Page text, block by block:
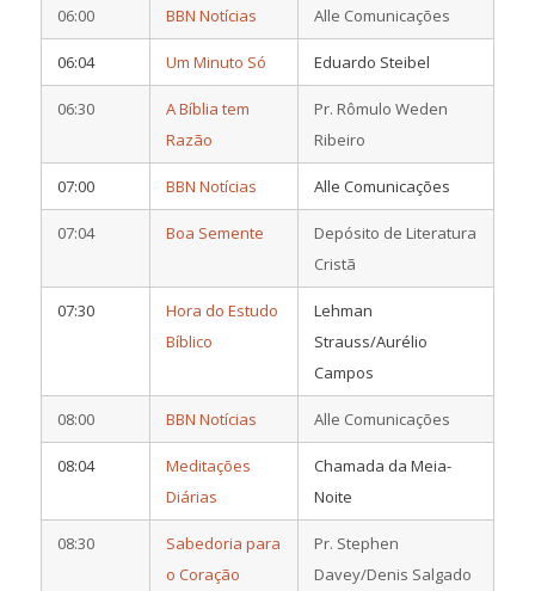
06:00 BBN Notícias Alle Comunicações
06:04 Um Minuto Só Eduardo Steibel
06:30
A Bíblia tem
Razão
Pr. Rômulo Weden
Ribeiro
07:00 BBN Notícias Alle Comunicações
07:04 Boa Semente
Depósito de Literatura
Cristã
07:30
Hora do Estudo
Bíblico
Lehman
Strauss/Aurélio
Campos
08:00 BBN Notícias Alle Comunicações
08:04
Meditações
Diárias
Chamada da Meia-
Noite
08:30
Sabedoria para
o Coração
Pr. Stephen
Davey/Denis Salgado